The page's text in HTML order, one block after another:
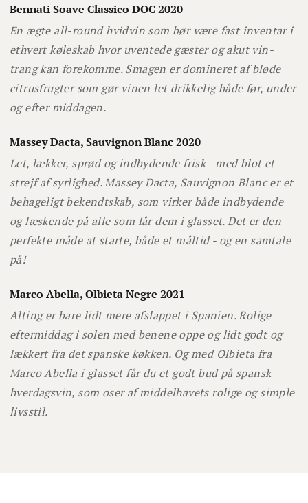
Bennati Soave Classico DOC 2020
En ægte all-round hvidvin som bør være fast inventar i
ethvert køleskab hvor uventede gæster og akut vin-
trang kan forekomme. Smagen er domineret af bløde
citrusfrugter som gør vinen let drikkelig både før, under
og efter middagen.
Massey Dacta, Sauvignon Blanc 2020
Let, lækker, sprød og indbydende frisk - med blot et
strejf af syrlighed. Massey Dacta, Sauvignon Blanc er et
behageligt bekendtskab, som virker både indbydende
og læskende på alle som får dem i glasset. Det er den
perfekte måde at starte, både et måltid - og en samtale
på!
Marco Abella, Olbieta Negre 2021
Alting er bare lidt mere afslappet i Spanien. Rolige
eftermiddag i solen med benene oppe og lidt godt og
lækkert fra det spanske køkken. Og med Olbieta fra
Marco Abella i glasset får du et godt bud på spansk
hverdagsvin, som oser af middelhavets rolige og simple
livsstil.